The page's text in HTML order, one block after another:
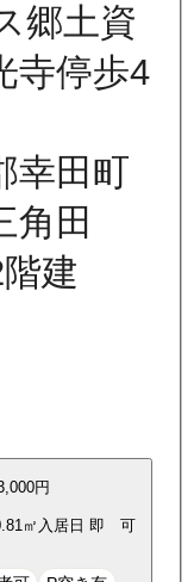
郷土資
寺停歩4
幸田町
角田
建
円
㎡ 入居日 即 可